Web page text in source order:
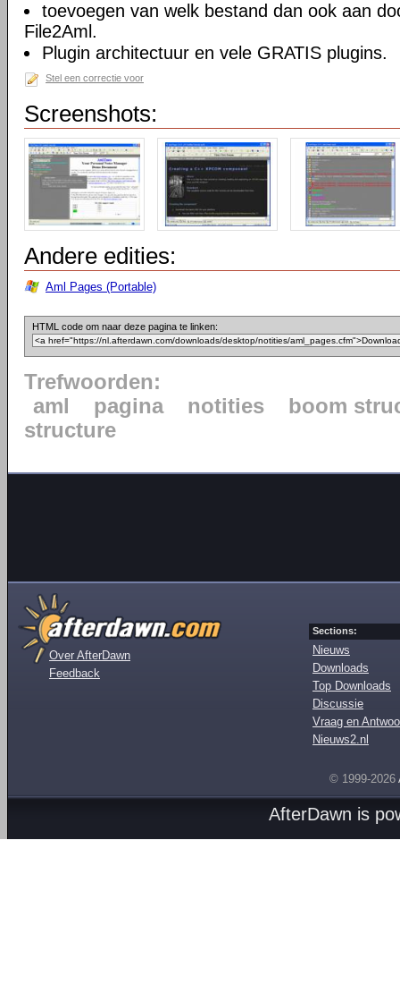
toevoegen van welk bestand dan ook aan
File2Aml.
Plugin architectuur en vele GRATIS plugins.
Stel een correctie voor
Screenshots:
Andere edities:
Aml Pages (Portable)
HTML code om naar deze pagina te linken:
Trefwoorden:
aml
pagina notities
boom
structure
Over AfterDawn
Feedback
Sections:
Nieuws
Downloads
Top Downloads
Discussie
Vraag en
Nieuws2.nl
© 1999-2026
AfterDawn is